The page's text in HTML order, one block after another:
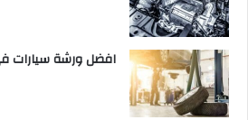
افضل ورشة سيارات